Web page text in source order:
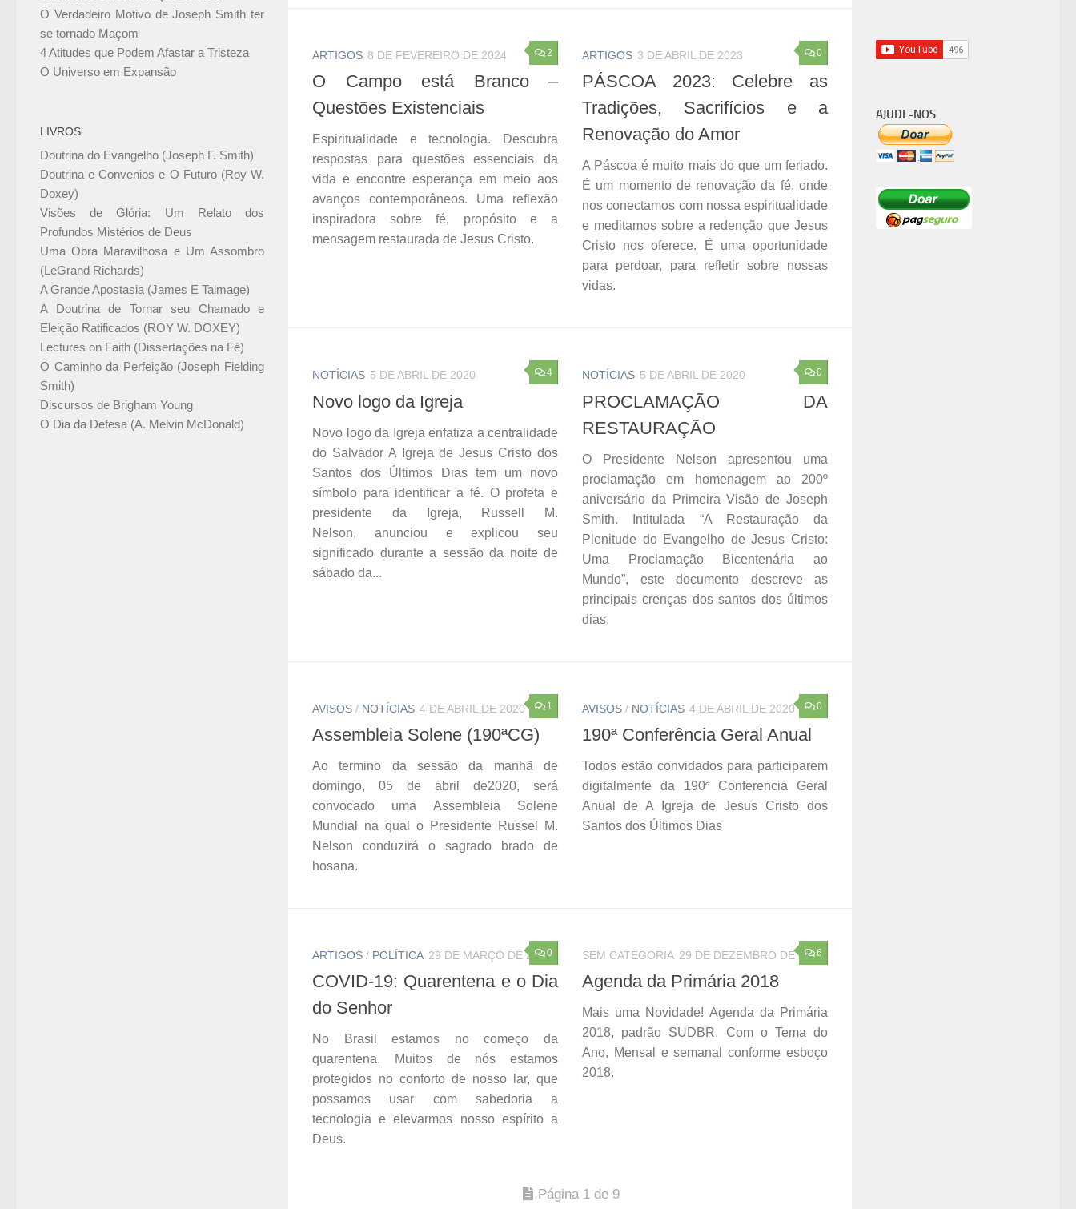
2
ARTIGOS 8 DE FEVEREIRO DE 2024
O Campo está Branco –
Questões Existenciais
Espiritualidade e tecnologia. Descubra
respostas para questões essenciais da
vida e encontre esperança em meio aos
avanços contemporâneos. Uma reflexão
inspiradora sobre fé, propósito e a
mensagem restaurada de Jesus Cristo.
0
ARTIGOS 3 DE ABRIL DE 2023
PÁSCOA 2023: Celebre as
Tradições, Sacrifícios e a
Renovação do Amor
A Páscoa é muito mais do que um feriado.
É um momento de renovação da fé, onde
nos conectamos com nossa espiritualidade
e meditamos sobre a redenção que Jesus
Cristo nos oferece. É uma oportunidade
para perdoar, para refletir sobre nossas
vidas.
4
NOTÍCIAS 5 DE ABRIL DE 2020
Novo logo da Igreja
Novo logo da Igreja enfatiza a centralidade
do Salvador A Igreja de Jesus Cristo dos
Santos dos Últimos Dias tem um novo
símbolo para identificar a fé. O profeta e
presidente da Igreja, Russell M.
Nelson, anunciou e explicou seu
significado durante a sessão da noite de
sábado da...
0
NOTÍCIAS 5 DE ABRIL DE 2020
PROCLAMAÇÃO DA
RESTAURAÇÃO
O Presidente Nelson apresentou uma
proclamação em homenagem ao 200º
aniversário da Primeira Visão de Joseph
Smith. Intitulada “A Restauração da
Plenitude do Evangelho de Jesus Cristo:
Uma Proclamação Bicentenária ao
Mundo”, este documento descreve as
principais crenças dos santos dos últimos
dias.
1
AVISOS / NOTÍCIAS 4 DE ABRIL DE 2020
Assembleia Solene (190ªCG)
Ao termino da sessão da manhã de
domingo, 05 de abril de2020, será
convocado uma Assembleia Solene
Mundial na qual o Presidente Russel M.
Nelson conduzirá o sagrado brado de
hosana.
0
AVISOS / NOTÍCIAS 4 DE ABRIL DE 2020
190ª Conferência Geral Anual
Todos estão convidados para participarem
digitalmente da 190ª Conferencia Geral
Anual de A Igreja de Jesus Cristo dos
Santos dos Últimos Dias
0
ARTIGOS / POLÍTICA 29 DE MARÇO DE 2020
COVID-19: Quarentena e o Dia
do Senhor
No Brasil estamos no começo da
quarentena. Muitos de nós estamos
protegidos no conforto de nosso lar, que
possamos usar com sabedoria a
tecnologia e elevarmos nosso espírito a
Deus.
6
SEM CATEGORIA 29 DE DEZEMBRO DE 2017
Agenda da Primária 2018
Mais uma Novidade! Agenda da Primária
2018, padrão SUDBR. Com o Tema do
Ano, Mensal e semanal conforme esboço
2018.
Página 1 de 9
O Verdadeiro Motivo de Joseph Smith ter
se tornado Maçom
4 Atitudes que Podem Afastar a Tristeza
O Universo em Expansão
LIVROS
Doutrina do Evangelho (Joseph F. Smith)
Doutrina e Convenios e O Futuro (Roy W.
Doxey)
Visões de Glória: Um Relato dos
Profundos Mistérios de Deus
Uma Obra Maravilhosa e Um Assombro
(LeGrand Richards)
A Grande Apostasia (James E Talmage)
A Doutrina de Tornar seu Chamado e
Eleição Ratificados (ROY W. DOXEY)
Lectures on Faith (Dissertações na Fé)
O Caminho da Perfeição (Joseph Fielding
Smith)
Discursos de Brigham Young
O Dia da Defesa (A. Melvin McDonald)
AJUDE-NOS